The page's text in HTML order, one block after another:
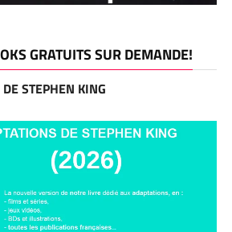
GRATUITS SUR DEMANDE!
STEPHEN KING